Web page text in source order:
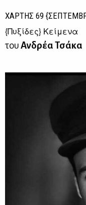
ΧΑΡΤΗΣ 69
{Πυξίδες} Κείμενα
τουΑνδρέα Τσάκα